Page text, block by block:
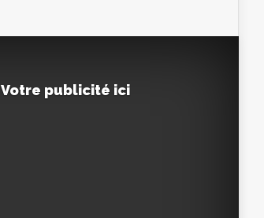
Votre publicité ici